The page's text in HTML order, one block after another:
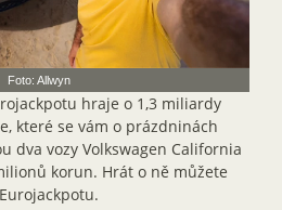
Foto: Allwyn
hraje o 1,3 miliardy
které se vám o prázdninách
dva vozy Volkswagen California
korun. Hrát o ně můžete